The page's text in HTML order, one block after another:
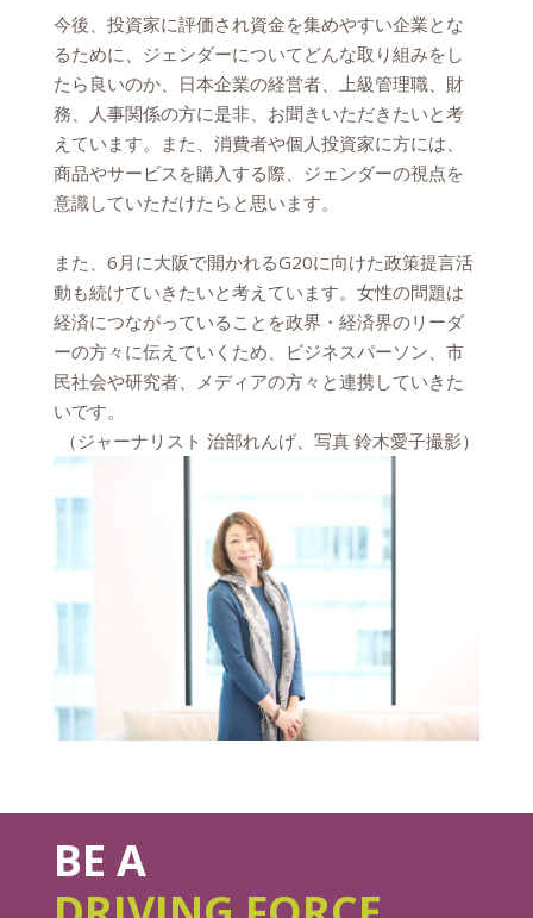
今後、投資家に評価され資金を集めやすい企業とな
るために、ジェンダーについてどんな取り組みをし
たら良いのか、日本企業の経営者、上級管理職、財
務、人事関係の方に是非、お聞きいただきたいと考
えています。また、消費者や個人投資家に方には、
商品やサービスを購入する際、ジェンダーの視点を
意識していただけたらと思います。
また、6月に大阪で開かれるG20に向けた政策提言活
動も続けていきたいと考えています。女性の問題は
経済につながっていることを政界・経済界のリーダ
ーの方々に伝えていくため、ビジネスパーソン、市
民社会や研究者、メディアの方々と連携していきた
いです。
（ジャーナリスト 治部れんげ、写真 鈴木愛子撮影）
BE A